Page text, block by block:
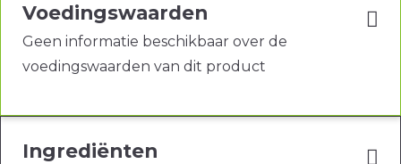
Voedingswaarden
Geen informatie beschikbaar over de
voedingswaarden van dit product
Ingrediënten